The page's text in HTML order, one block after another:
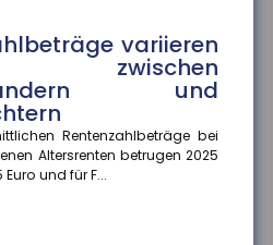
variieren
zwischen
und
Rentenzahlbeträge bei
Altersrenten betrugen 2025
Euro und für F...
Wärmeplanung schreitet in
Zum 30. Juni 2026 haben 2.836
abgeschlos...
auf Reisen
Flüge oder verpasste
können den Sommerurlaub